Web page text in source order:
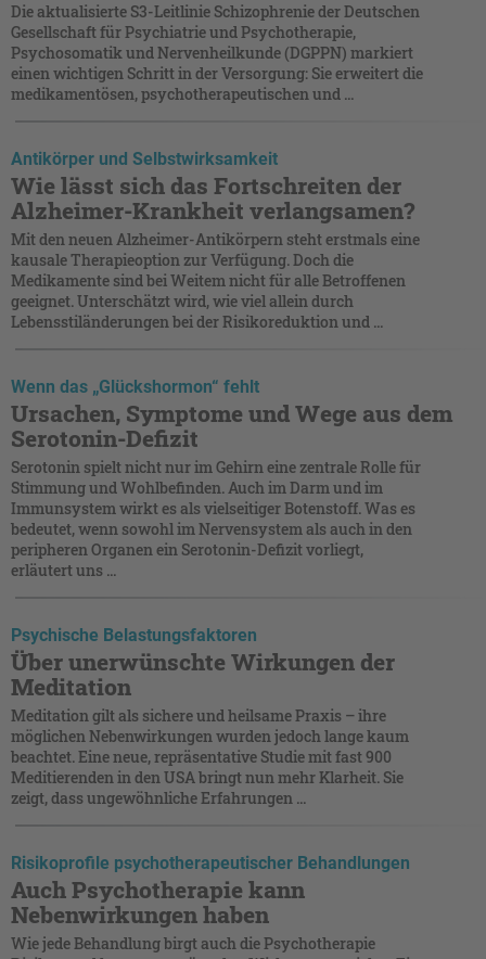
Die aktualisierte S3-Leitlinie Schizophrenie der Deutschen
Gesellschaft für Psychiatrie und Psychotherapie,
Psychosomatik und Nervenheilkunde (DGPPN) markiert
einen wichtigen Schritt in der Versorgung: Sie erweitert die
medikamentösen, psychotherapeutischen und ...
Antikörper und Selbstwirksamkeit
Wie lässt sich das Fortschreiten der
Alzheimer-Krankheit verlangsamen?
Mit den neuen Alzheimer-Antikörpern steht erstmals eine
kausale Therapieoption zur Verfügung. Doch die
Medikamente sind bei Weitem nicht für alle Betroffenen
geeignet. Unterschätzt wird, wie viel allein durch
Lebensstiländerungen bei der Risikoreduktion und ...
Wenn das „Glückshormon“ fehlt
Ursachen, Symptome und Wege aus dem
Serotonin-Defizit
Serotonin spielt nicht nur im Gehirn eine zentrale Rolle für
Stimmung und Wohlbefinden. Auch im Darm und im
Immunsystem wirkt es als vielseitiger Botenstoff. Was es
bedeutet, wenn sowohl im Nervensystem als auch in den
peripheren Organen ein Serotonin-Defizit vorliegt,
erläutert uns ...
Psychische Belastungsfaktoren
Über unerwünschte Wirkungen der
Meditation
Meditation gilt als sichere und heilsame Praxis – ihre
möglichen Nebenwirkungen wurden jedoch lange kaum
beachtet. Eine neue, repräsentative Studie mit fast 900
Meditierenden in den USA bringt nun mehr Klarheit. Sie
zeigt, dass ungewöhnliche Erfahrungen ...
Risikoprofile psychotherapeutischer Behandlungen
Auch Psychotherapie kann
Nebenwirkungen haben
Wie jede Behandlung birgt auch die Psychotherapie